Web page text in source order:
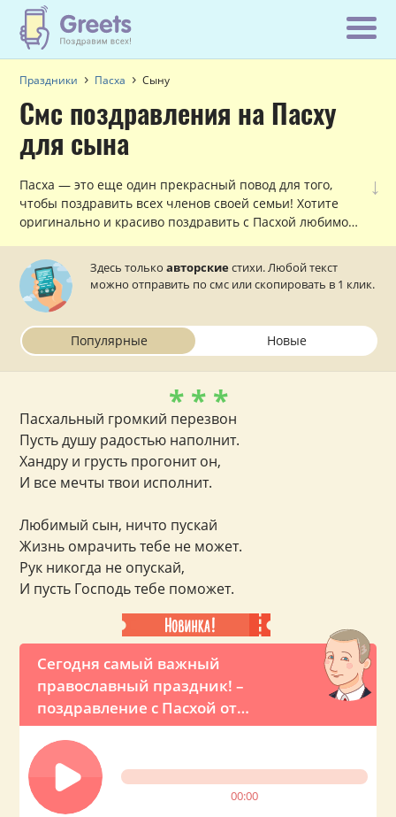
Праздники Пасха Сыну
Смс поздравления на Пасху
для сына
↓
Пасха — это еще один прекрасный повод для того,
чтобы поздравить всех членов своей семьи! Хотите
оригинально и красиво поздравить с Пасхой любимого
данный раздел вам в этом поможет!
Здесь толькоавторские стихи. Любой текст
можно отправить по смс или скопировать в 1 клик.
Популярные Новые
Сегодня самый важный
православный праздник! –
поздравление с Пасхой от
Владимира Путина
00:00
* * *
Пасхальный громкий перезвон
Пусть душу радостью наполнит.
Хандру и грусть прогонит он,
И все мечты твои исполнит.
Любимый сын, ничто пускай
Жизнь омрачить тебе не может.
Рук никогда не опускай,
И пусть Господь тебе поможет.